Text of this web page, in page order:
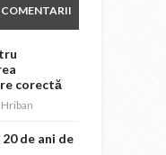
COMENTARII
corectă
de ani de